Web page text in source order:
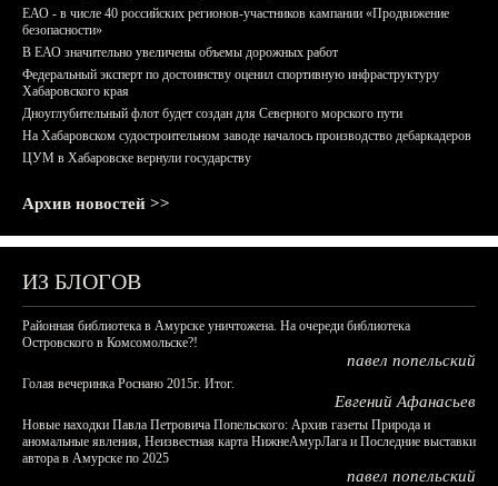
ЕАО - в числе 40 российских регионов-участников кампании «Продвижение
безопасности»
В ЕАО значительно увеличены объемы дорожных работ
Федеральный эксперт по достоинству оценил спортивную инфраструктуру
Хабаровского края
Дноуглубительный флот будет создан для Северного морского пути
На Хабаровском судостроительном заводе началось производство дебаркадеров
ЦУМ в Хабаровске вернули государству
Архив новостей >>
ИЗ БЛОГОВ
Районная библиотека в Амурске уничтожена. На очереди библиотека
Островского в Комсомольске?!
павел попельский
Голая вечеринка Роснано 2015г. Итог.
Евгений Афанасьев
Новые находки Павла Петровича Попельского: Архив газеты Природа и
аномальные явления, Неизвестная карта НижнеАмурЛага и Последние выставки
автора в Амурске по 2025
павел попельский